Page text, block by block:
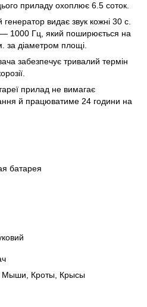
приладу охоплює 6.5 соток.
видає звук кожні 30 с.
— 1000 Гц, який поширюється на
за діаметром площі.
забезпечує тривалий термін
прилад не вимагає
й працюватиме 24 години на
батарея
Мыши, Кроты, Крысы